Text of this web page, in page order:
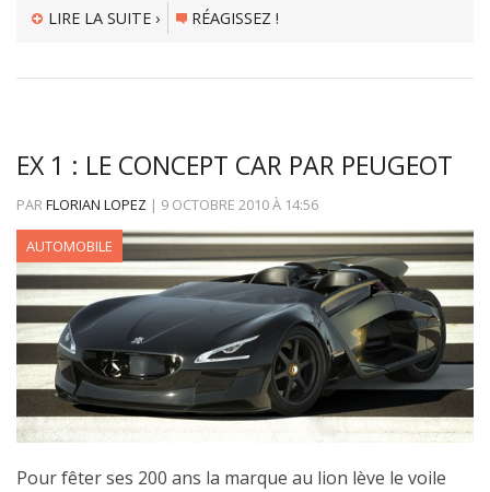
LIRE LA SUITE › RÉAGISSEZ !
EX 1 : LE CONCEPT CAR PAR PEUGEOT
PARFLORIAN LOPEZ | 9 OCTOBRE 2010À 14:56
AUTOMOBILE
Pour fêter ses 200 ans la marque au lion lève le voile